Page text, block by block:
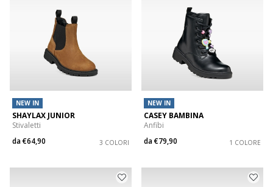
NEW IN
SHAYLAX JUNIOR
Stivaletti
da€64,90 3 COLORI
NEW IN
CASEY BAMBINA
Anfibi
da€79,90 1 COLORE